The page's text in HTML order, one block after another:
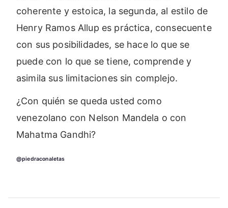
coherente y estoica, la segunda, al estilo de
Henry Ramos Allup es práctica, consecuente
con sus posibilidades, se hace lo que se
puede con lo que se tiene, comprende y
asimila sus limitaciones sin complejo.
¿Con quién se queda usted como
venezolano con Nelson Mandela o con
Mahatma Gandhi?
@piedraconaletas